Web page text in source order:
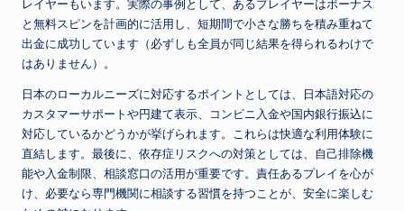
レイヤーもいます。実際の事例として、あるプレイヤーはボーナス
と無料スピンを計画的に活用し、短期間で小さな勝ちを積み重ねて
出金に成功しています（必ずしも全員が同じ結果を得られるわけで
はありません）。
日本のローカルニーズに対応するポイントとしては、日本語対応の
カスタマーサポートや円建て表示、コンビニ入金や国内銀行振込に
対応しているかどうかが挙げられます。これらは快適な利用体験に
直結します。最後に、依存症リスクへの対策としては、自己排除機
能や入金制限、相談窓口の活用が重要です。責任あるプレイを心が
け、必要なら専門機関に相談する習慣を持つことが、安全に楽しむ